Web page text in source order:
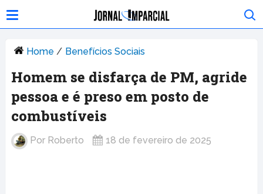
Home / Benefícios Sociais
Homem se disfarça de PM, agride
pessoa e é preso em posto de
combustíveis
Por Roberto 18 de fevereiro de 2025